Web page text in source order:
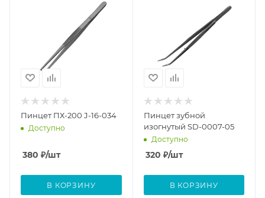
Пинцет ПХ-200 J-16-034
Доступно
380 ₽/шт
В КОРЗИНУ
Пинцет зубной
изогнутый SD-0007-05
Доступно
320 ₽/шт
В КОРЗИНУ